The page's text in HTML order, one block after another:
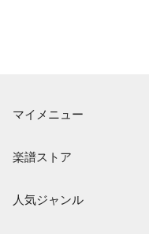
マイメニュー
退会はこちら
楽譜ストア
人気ジャンル